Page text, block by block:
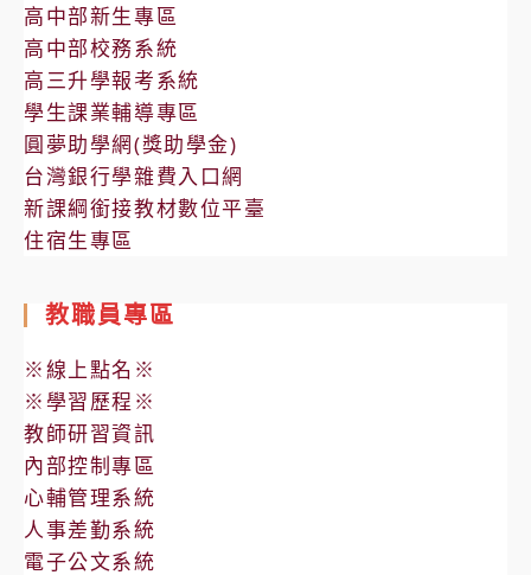
高中部新生專區
高中部校務系統
高三升學報考系統
學生課業輔導專區
圓夢助學網(獎助學金)
台灣銀行學雜費入口網
新課綱銜接教材數位平臺
住宿生專區
教職員專區
※線上點名※
※學習歷程※
教師研習資訊
內部控制專區
心輔管理系統
人事差勤系統
電子公文系統